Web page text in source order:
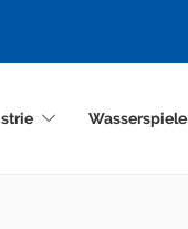
Wasserspiele